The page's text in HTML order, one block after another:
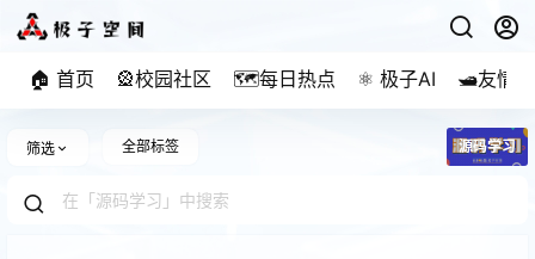
🏠 首页 🎡校园社区 🗺️每日热点 ⚛️ 极子AI 🛥️友情
筛选 全部标签 源码学习